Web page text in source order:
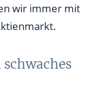
wir immer mit